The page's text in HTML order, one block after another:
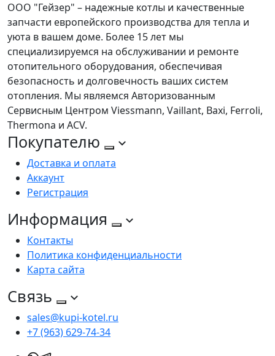
ООО "Гейзер" – надежные котлы и качественные
запчасти европейского производства для тепла и
уюта в вашем доме. Более 15 лет мы
специализируемся на обслуживании и ремонте
отопительного оборудования, обеспечивая
безопасность и долговечность ваших систем
отопления. Мы являемся Авторизованным
Сервисным Центром Viessmann, Vaillant, Baxi, Ferroli,
Thermona и ACV.
Покупателю
Доставка и оплата
Аккаунт
Регистрация
Информация
Контакты
Политика конфиденциальности
Карта сайта
Связь
sales@kupi-kotel.ru
+7 (963) 629-74-34